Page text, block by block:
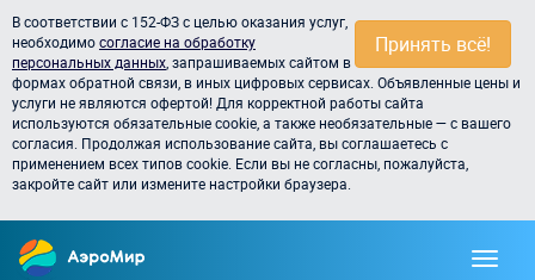
Принять всё!
В соответствии с 152-ФЗ с целью оказания услуг,
необходимосогласие на обработку
персональных данных , запрашиваемых сайтом в
формах обратной связи, в иных цифровых сервисах. Объявленные цены и
услуги не являются офертой! Для корректной работы сайта
используются обязательные cookie, а также необязательные — с вашего
согласия. Продолжая использование сайта, вы соглашаетесь с
применением всех типов cookie. Если вы не согласны, пожалуйста,
закройте сайт или измените настройки браузера.